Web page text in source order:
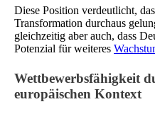
Diese Position verdeutlicht,
Transformation durchaus
gleichzeitig aber auch, dass
Potenzial für weiteres
Wettbewerbsfähigkeit
europäischen Kontext